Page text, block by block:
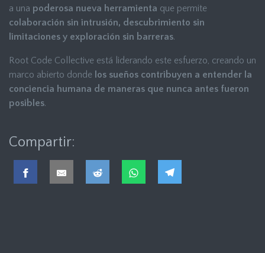
a una poderosa nueva herramienta que permite
colaboración sin intrusión, descubrimiento sin
limitaciones y exploración sin barreras.
Root Code Collective está liderando este esfuerzo, creando un
marco abierto donde los sueños contribuyen a entender la
conciencia humana de maneras que nunca antes fueron
posibles.
Compartir: